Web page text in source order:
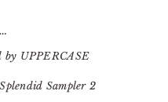
by UPPERCASE